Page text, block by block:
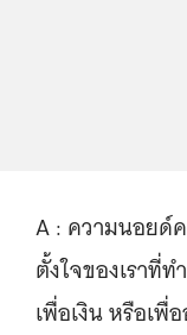
A : ความนอยด์
ตั้งใจของเราที่ท
เพื่อเงิน หรือเพื่